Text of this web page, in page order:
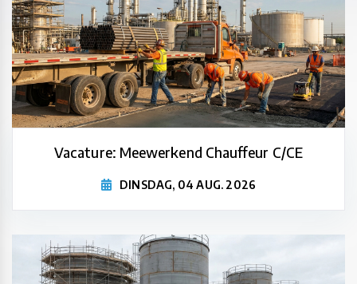
Vacature: Meewerkend Chauffeur C/CE
DINSDAG, 04 AUG. 2026